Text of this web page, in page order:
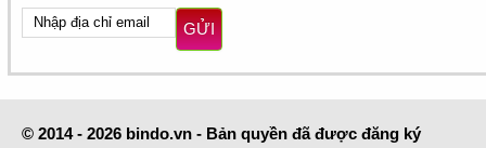
GỬI
© 2014 - 2026 bindo.vn - Bản quyền đã được đăng ký